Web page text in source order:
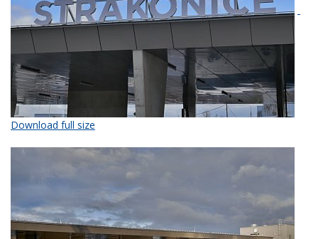
Download full size